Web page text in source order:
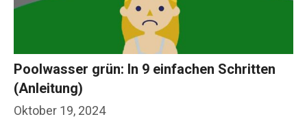
Oktober 19, 2024
Poolwasser grün: In 9 einfachen Schritten
(Anleitung)